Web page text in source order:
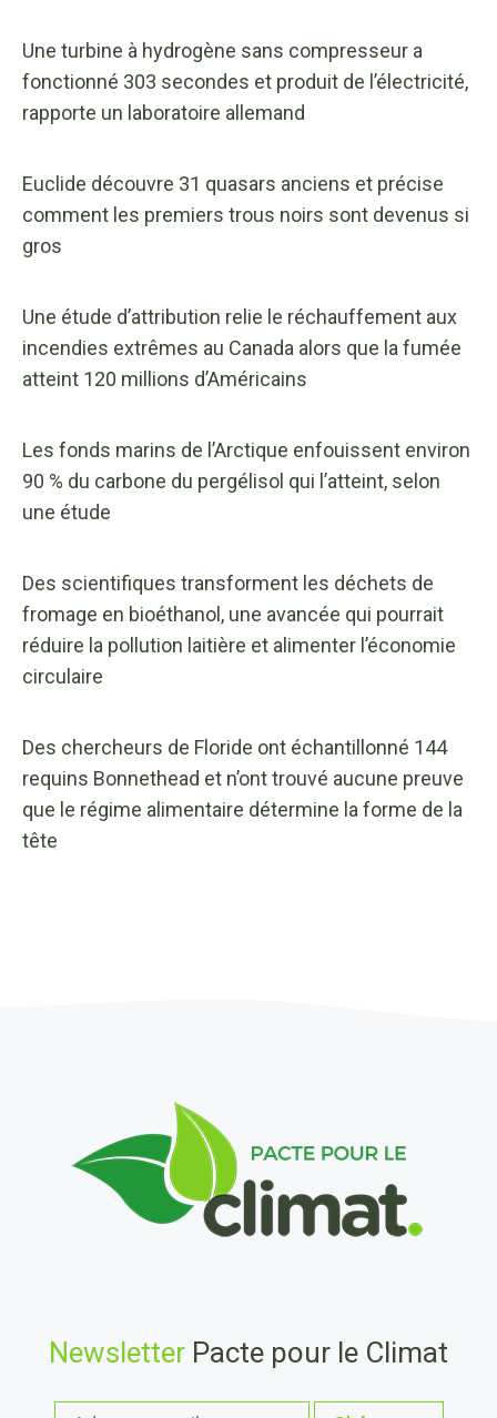
Une turbine à hydrogène sans compresseur a
fonctionné 303 secondes et produit de l’électricité,
rapporte un laboratoire allemand
Euclide découvre 31 quasars anciens et précise
comment les premiers trous noirs sont devenus si
gros
Une étude d’attribution relie le réchauffement aux
incendies extrêmes au Canada alors que la fumée
atteint 120 millions d’Américains
Les fonds marins de l’Arctique enfouissent environ
90 % du carbone du pergélisol qui l’atteint, selon
une étude
Des scientifiques transforment les déchets de
fromage en bioéthanol, une avancée qui pourrait
réduire la pollution laitière et alimenter l’économie
circulaire
Des chercheurs de Floride ont échantillonné 144
requins Bonnethead et n’ont trouvé aucune preuve
que le régime alimentaire détermine la forme de la
tête
Newsletter Pacte pour le Climat